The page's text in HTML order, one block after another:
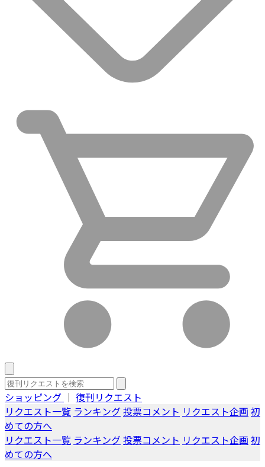
ショッピング ｜ 復刊リクエスト
リクエスト一覧 ランキング投票コメント リクエスト企画 初
めての方へ
リクエスト一覧 ランキング投票コメント リクエスト企画 初
めての方へ